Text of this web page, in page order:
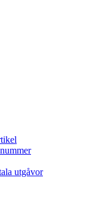
utgåvor